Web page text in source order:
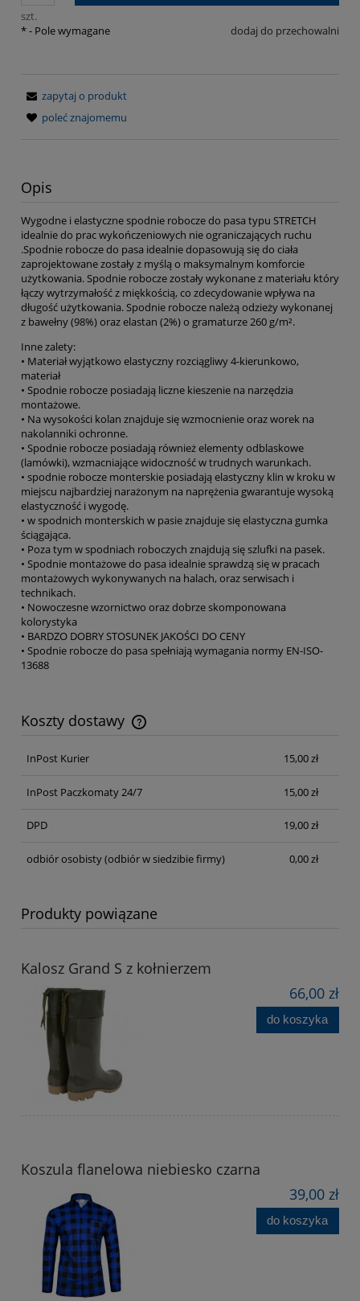
szt.
dodaj do przechowalni
*- Pole wymagane
zapytaj o produkt
poleć znajomemu
Opis
Wygodne i elastyczne spodnie robocze do pasa typu STRETCH
idealnie do prac wykończeniowych nie ograniczających ruchu
.Spodnie robocze do pasa idealnie dopasowują się do ciała
zaprojektowane zostały z myślą o maksymalnym komforcie
użytkowania. Spodnie robocze zostały wykonane z materiału który
łączy wytrzymałość z miękkością, co zdecydowanie wpływa na
długość użytkowania. Spodnie robocze należą odzieży wykonanej
z bawełny (98%) oraz elastan (2%) o gramaturze 260 g/m².
Inne zalety:
• Materiał wyjątkowo elastyczny rozciągliwy 4-kierunkowo,
materiał
• Spodnie robocze posiadają liczne kieszenie na narzędzia
montażowe.
• Na wysokości kolan znajduje się wzmocnienie oraz worek na
nakolanniki ochronne.
• Spodnie robocze posiadają również elementy odblaskowe
(lamówki), wzmacniające widoczność w trudnych warunkach.
• spodnie robocze monterskie posiadają elastyczny klin w kroku w
miejscu najbardziej narażonym na naprężenia gwarantuje wysoką
elastyczność i wygodę.
• w spodnich monterskich w pasie znajduje się elastyczna gumka
ściągająca.
• Poza tym w spodniach roboczych znajdują się szlufki na pasek.
• Spodnie montażowe do pasa idealnie sprawdzą się w pracach
montażowych wykonywanych na halach, oraz serwisach i
technikach.
• Nowoczesne wzornictwo oraz dobrze skomponowana
kolorystyka
• BARDZO DOBRY STOSUNEK JAKOŚCI DO CENY
• Spodnie robocze do pasa spełniają wymagania normy EN-ISO-
13688
Koszty dostawy
Cena nie zawiera ewentualnych kosztów płatności
InPost Kurier
15,00 zł
InPost Paczkomaty 24/7 15,00 zł
DPD 19,00 zł
odbiór osobisty(odbiór w siedzibie firmy) 0,00 zł
Produkty powiązane
Kalosz Grand S z kołnierzem
66,00 zł
do koszyka
Koszula flanelowa niebiesko czarna
39,00 zł
do koszyka